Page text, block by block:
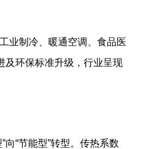
业制冷、暖通空调、食品医
及环保标准升级，行业呈现
“节能型”转型。传热系数